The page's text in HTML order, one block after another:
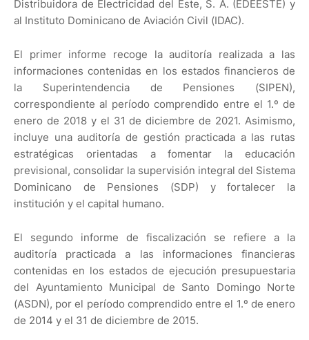
Distribuidora de Electricidad del Este, S. A. (EDEESTE) y
al Instituto Dominicano de Aviación Civil (IDAC).
El primer informe recoge la auditoría realizada a las
informaciones contenidas en los estados financieros de
la Superintendencia de Pensiones (SIPEN),
correspondiente al período comprendido entre el 1.º de
enero de 2018 y el 31 de diciembre de 2021. Asimismo,
incluye una auditoría de gestión practicada a las rutas
estratégicas orientadas a fomentar la educación
previsional, consolidar la supervisión integral del Sistema
Dominicano de Pensiones (SDP) y fortalecer la
institución y el capital humano.
El segundo informe de fiscalización se refiere a la
auditoría practicada a las informaciones financieras
contenidas en los estados de ejecución presupuestaria
del Ayuntamiento Municipal de Santo Domingo Norte
(ASDN), por el período comprendido entre el 1.º de enero
de 2014 y el 31 de diciembre de 2015.